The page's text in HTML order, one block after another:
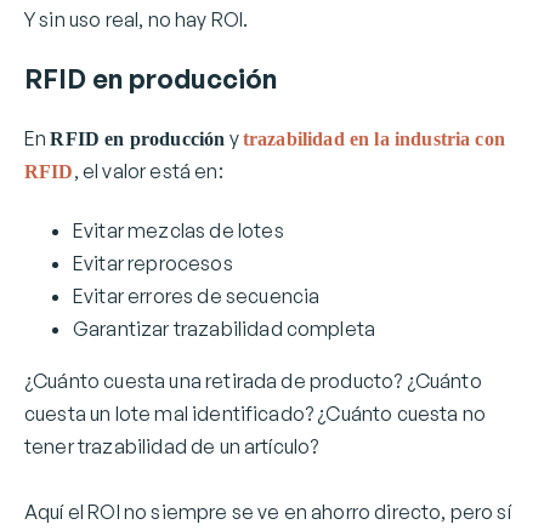
Y sin uso real, no hay ROI.
RFID en producción
EnRFID en producción ytrazabilidad en la industria con
RFID, el valor está en:
Evitar mezclas de lotes
Evitar reprocesos
Evitar errores de secuencia
Garantizar trazabilidad completa
¿Cuánto cuesta una retirada de producto? ¿Cuánto
cuesta un lote mal identificado? ¿Cuánto cuesta no
tener trazabilidad de un artículo?
Aquí el ROI no siempre se ve en ahorro directo, pero sí